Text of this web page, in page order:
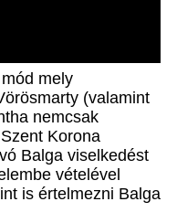
mely
(valamint
nemcsak
Korona
Balga viselkedést
vételével
is értelmezni Balga